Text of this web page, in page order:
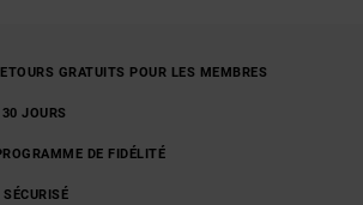
GRATUITS POUR LES MEMBRES
JOURS
DE FIDÉLITÉ